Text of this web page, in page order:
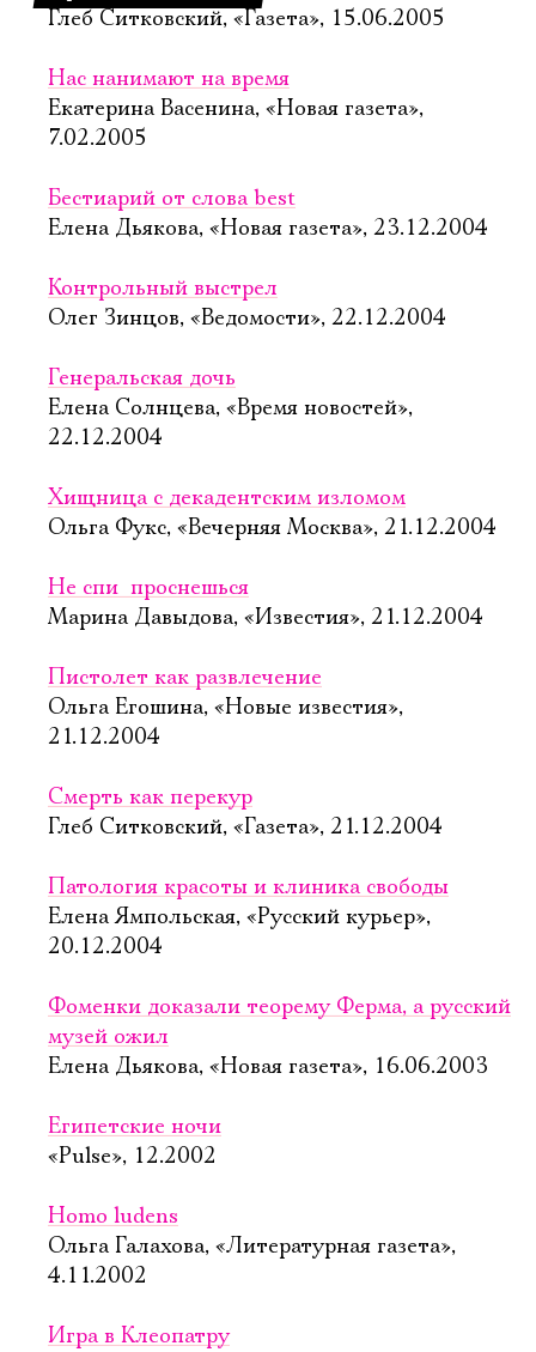
Глеб Ситковский, «Газета», 15.06.2005
Нас нанимают на время
Екатерина Васенина, «Новая газета»,
7.02.2005
Бестиарий от слова best
Елена Дьякова, «Новая газета», 23.12.2004
Контрольный выстрел
Олег Зинцов, «Ведомости», 22.12.2004
Генеральская дочь
Елена Солнцева, «Время новостей»,
22.12.2004
Хищница с декадентским изломом
Ольга Фукс, «Вечерняя Москва», 21.12.2004
Не спи  проснешься
Марина Давыдова, «Известия», 21.12.2004
Пистолет как развлечение
Ольга Егошина, «Новые известия»,
21.12.2004
Смерть как перекур
Глеб Ситковский, «Газета», 21.12.2004
Патология красоты и клиника свободы
Елена Ямпольская, «Русский курьер»,
20.12.2004
Фоменки доказали теорему Ферма, а русский
музей ожил
Елена Дьякова, «Новая газета», 16.06.2003
Египетские ночи
«Pulse», 12.2002
Homo ludens
Ольга Галахова, «Литературная газета»,
4.11.2002
Игра в Клеопатру